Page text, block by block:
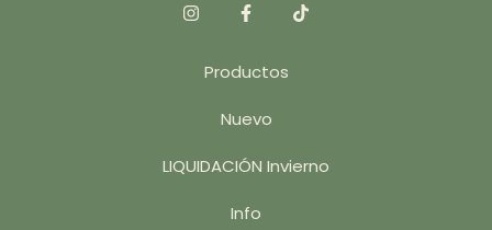
Productos
Nuevo
LIQUIDACIÓN Invierno
Info